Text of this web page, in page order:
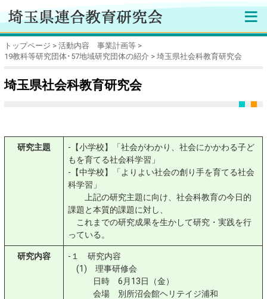
≡
トップページ
活動内容 事業計画等
19教科等研究団体･57地域研究団体の紹介
埼玉県社会科教育研究会
埼玉県社会科教育研究会
研究主題
-【小学校】「社会がわかり、社会にかかわる子ど
もを育てる社会科学習」
-【中学校】「よりよい社会の創り手を育てる社会
科学習」
上記の研究主題に向け、社会科教育の今日的
課題と本質的課題に対し、
これまでの研究成果を生かして研究・実践を行
っている。
研究内容
-１ 研究内容
(1) 理事研修会
日時 6月13日（金）
会場 別所沼会館ヘリテイジ浦和